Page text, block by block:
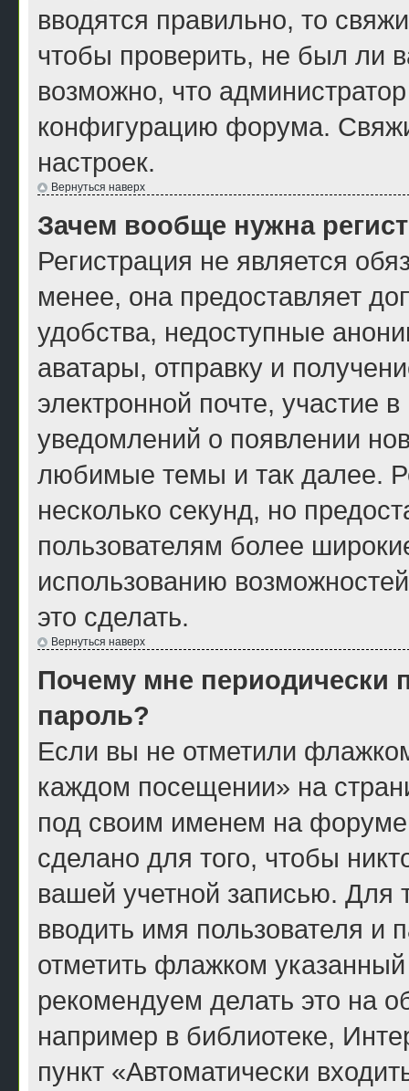
вводятся правильно, то
чтобы проверить, не был ли
возможно, что
конфигурацию форума.
настроек.
Вернуться наверх
Зачем вообще нужна
Регистрация не является
менее, она предоставляет
удобства, недоступные
аватары, отправку и
электронной почте, участие
уведомлений о появлении
любимые темы и так далее.
несколько секунд, но
пользователям более
использованию
это сделать.
Вернуться наверх
Почему мне периодически
пароль?
Если вы не отметили
каждом посещении» на
под своим именем на
сделано для того, чтобы
вашей учетной записью. Для
вводить имя пользователя
отметить флажком
рекомендуем делать это на
например в библиотеке,
пункт «Автоматически